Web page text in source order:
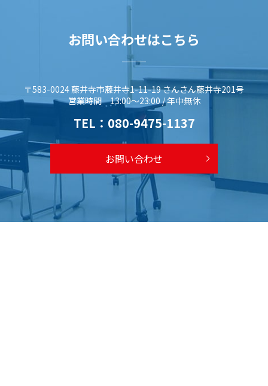
お問い合わせはこちら
〒583-0024 藤井寺市藤井寺1-11-19 さんさん藤井寺201号
営業時間 13:00～23:00 / 年中無休
TEL： 080-9475-1137
お問い合わせ